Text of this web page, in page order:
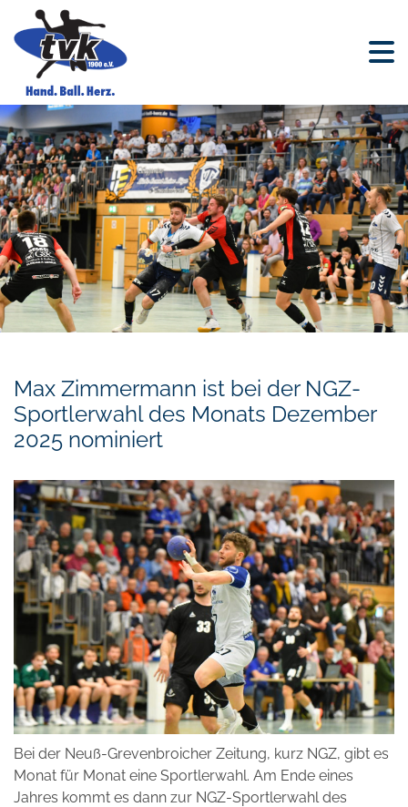
Max Zimmermann ist bei der NGZ-
Sportlerwahl des Monats Dezember
2025 nominiert
Bei der Neuß-Grevenbroicher Zeitung, kurz NGZ, gibt es
Monat für Monat eine Sportlerwahl. Am Ende eines
Jahres kommt es dann zur NGZ-Sportlerwahl des